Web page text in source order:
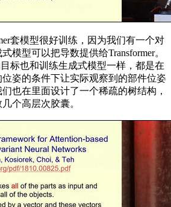
套模型很好训练，因为我们有一个对
模型可以把导数提供给Transformer。
目标也和训练生成式模型一样，都是在
姿的条件下让实际观察到的部件位姿
也在里面设计了一个稀疏的树结构，
个高层次胶囊。